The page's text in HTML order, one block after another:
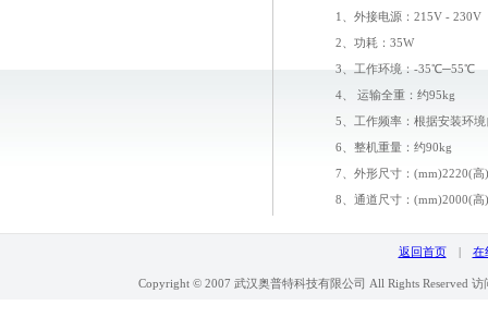
1、外接电源：215V -
2、功耗：35W
3、工作环境：-35℃─55℃
4、 运输全重：约95kg
5、工作频率：根据安装环境
6、整机重量：约90kg
7、外形尺寸：(mm)2220(高
8、通道尺寸：(mm)2000(高
返回首页| 在
Copyright © 2007 武汉奥普特科技有限公司 All Rights Reserved